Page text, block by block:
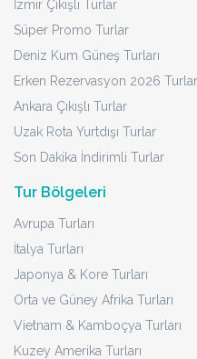
İzmir Çıkışlı Turlar
Süper Promo Turlar
Deniz Kum Güneş Turları
Erken Rezervasyon 2026
Ankara Çıkışlı Turlar
Uzak Rota Yurtdışı Turlar
Son Dakika İndirimli Turlar
Tur Bölgeleri
Avrupa Turları
İtalya Turları
Japonya & Kore Turları
Orta ve Güney Afrika Turları
Vietnam & Kamboçya Turları
Kuzey Amerika Turları